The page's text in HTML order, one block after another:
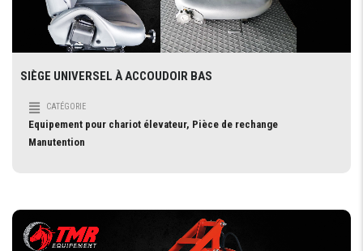
SIÈGE UNIVERSEL À ACCOUDOIR BAS
CATÉGORIE
Equipement pour chariot élevateur, Pièce de rechange
Manutention